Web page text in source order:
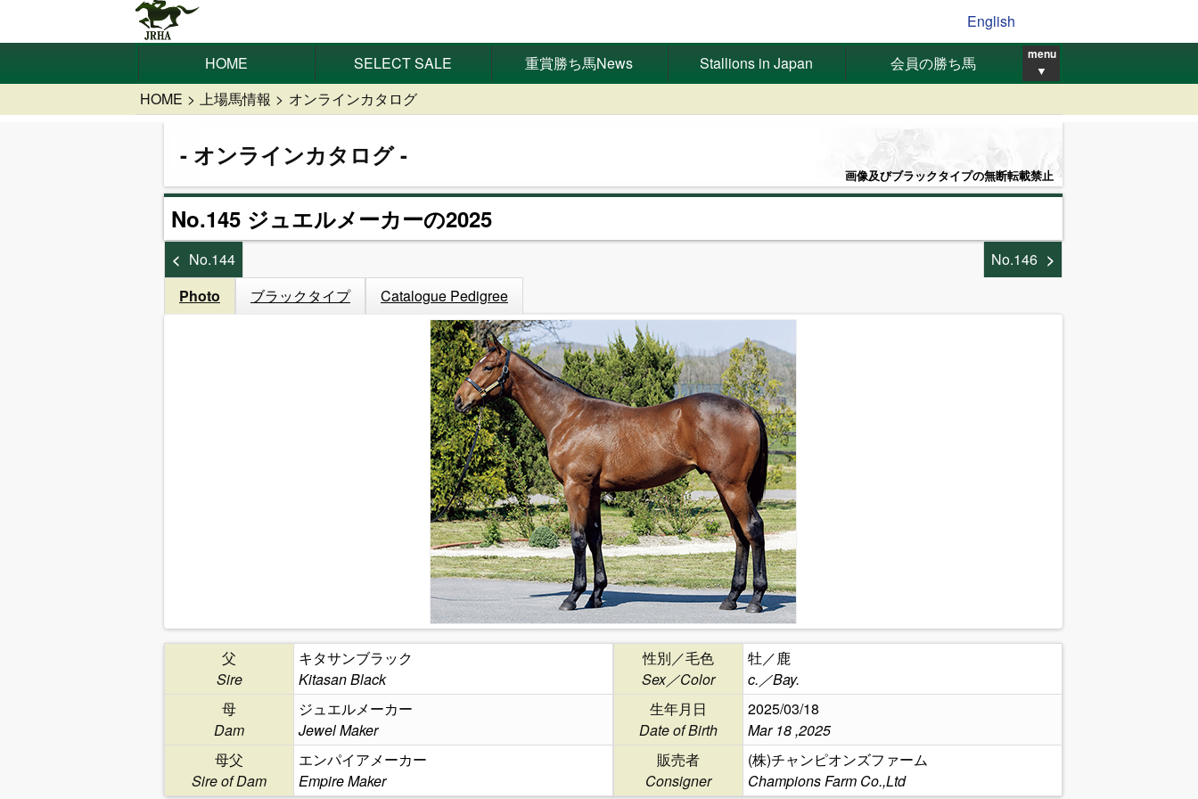
English
HOME SELECT SALE 重賞勝ち馬News Stallions in Japan 会員の勝ち馬 menu
▼
HOME 上場馬情報 オンラインカタログ
オンラインカタログ
画像及びブラックタイプの無断転載禁止
No.145 ジュエルメーカーの2025
No.144
No.146
Photo
ブラックタイプ Catalogue Pedigree
父
Sire
キタサンブラック
Kitasan Black
母
Dam
ジュエルメーカー
Jewel Maker
母父
Sire of Dam
エンパイアメーカー
Empire Maker
性別／毛色
Sex／Color
牡／鹿
c.／Bay.
生年月日
Date of Birth
2025/03/18
Mar 18 ,2025
販売者
Consigner
(株)チャンピオンズファーム
Champions Farm Co.,Ltd